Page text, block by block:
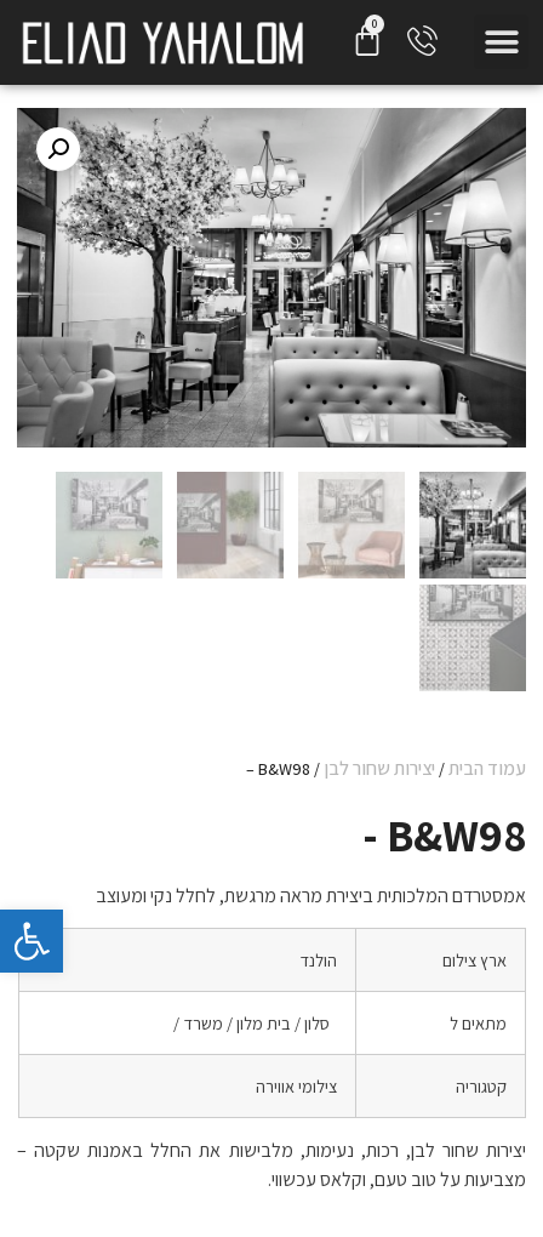
עמוד הבית/ יצירות שחור לבן / B&W98 –
B&W98 -
אמסטרדם המלכותית ביצירת מראה מרגשת, לחלל נקי ומעוצב
ארץ צילום הולנד
מתאים ל סלון / בית מלון / משרד /
קטגוריה צילומי אווירה
יצירות שחור לבן, רכות, נעימות, מלבישות את החלל באמנות שקטה –
מצביעות על טוב טעם, וקלאס עכשווי.